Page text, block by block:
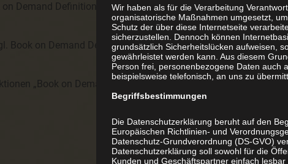
Demand Definition Projekt online kalkulieren?
Book on Demand Definition?
„Book on Demand Definition“.
Wir haben als für die Verarbeitung
organisatorische Maßnahmen umgesetzt,
Schutz der über diese Internetseite
sicherzustellen. Dennoch können
grundsätzlich Sicherheitslücken aufweisen,
gewährleistet werden kann. Aus diesem
Person frei, personenbezogene Daten auch
beispielsweise telefonisch, an uns zu
Begriffsbestimmungen
Die Datenschutzerklärung beruht auf den
Europäischen Richtlinien- und
Datenschutz-Grundverordnung (DS-GVO)
Datenschutzerklärung soll sowohl für die
Kunden und Geschäftspartner einfach